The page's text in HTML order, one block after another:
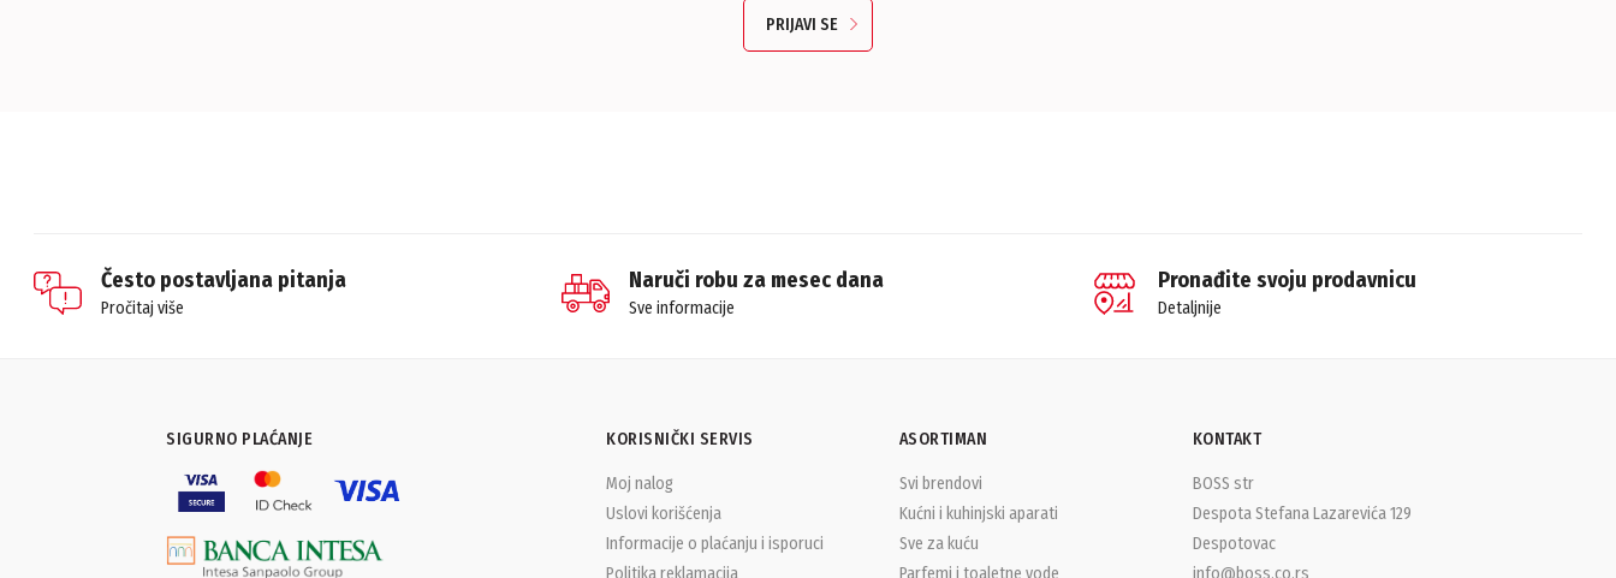
PRIJAVI SE
Često postavljana pitanja
Pročitaj više
Naruči robu za mesec dana
Sve informacije
Pronađite svoju prodavnicu
Detaljnije
SIGURNO PLAĆANJE KORISNIČKI SERVIS
Moj nalog
Uslovi korišćenja
Informacije o plaćanju i isporuci
ASORTIMAN
Svi brendovi
Kućni i kuhinjski aparati
Sve za kuću
KONTAKT
BOSS str
Despota Stefana Lazarevića 129
Despotovac